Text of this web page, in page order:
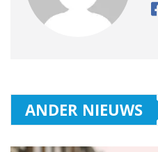
ANDER NIEUWS